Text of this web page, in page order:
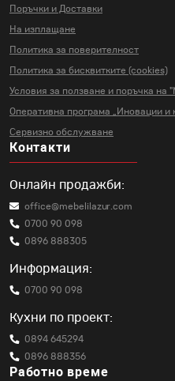
Поръчки и Доставки
На изплащане
Политика за поверителност
Политика за бисквитките (cookies)
Условия за ползване и поръчка на
Оперативна програма „Иновации и
Сервизно обслужване
Контакти
Онлайн продажби:
office@mebelilazur.com
0700 90 098
0896 888305
Информация:
0700 90 098
Кухни по проект:
0894 645294
0896 888356
Работно време